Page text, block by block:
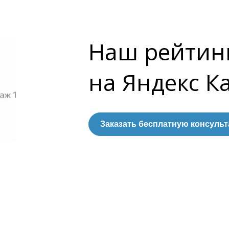
Наш
на Яндекс
Заказать бесплатную